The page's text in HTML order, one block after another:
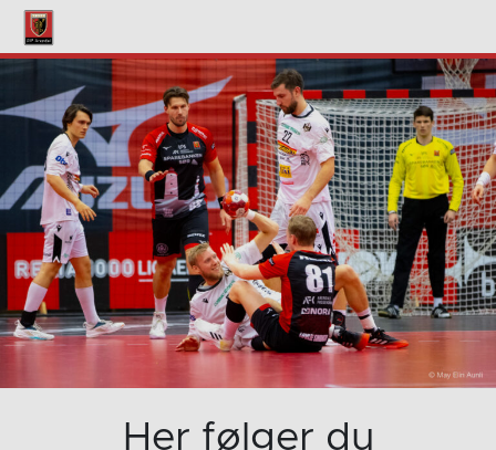
Her følger du